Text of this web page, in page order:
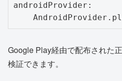
androidProvider:
Google Play経由で配布された
検証できます。